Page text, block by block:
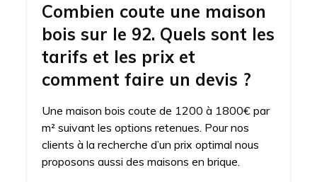
Combien coute une maison
bois sur le 92. Quels sont les
tarifs et les prix et
comment faire un devis ?
Une maison bois coute de 1200 à 1800€ par
m² suivant les options retenues. Pour nos
clients à la recherche d’un prix optimal nous
proposons aussi des maisons en brique.